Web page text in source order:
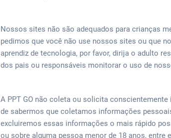
Nossos sites não são adequados para crianças
pedimos que você não use nossos sites ou que
aprendiz de tecnologia, por favor, dirija o adulto
dos pais ou responsáveis ​​monitorar o uso de
A PPT GO não coleta ou solicita
de sabermos que coletamos informações
excluiremos essas informações o mais rápido
ou sobre alguma pessoa menor de 18 anos,